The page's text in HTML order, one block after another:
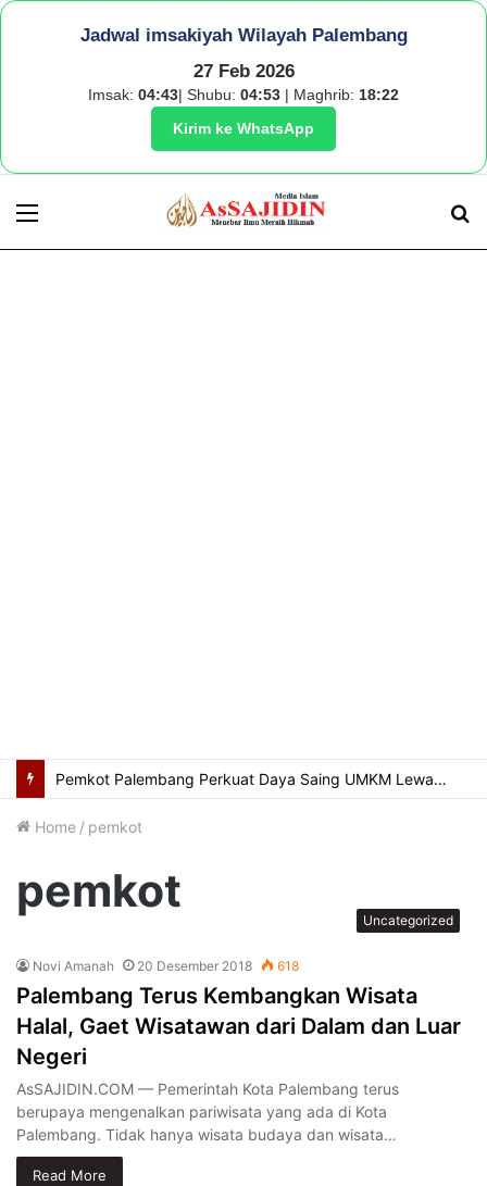
Jadwal imsakiyah Wilayah Palembang
27 Feb 2026
Imsak: 04:43| Shubu: 04:53 | Maghrib: 18:22
Kirim ke WhatsApp
Menu
Pemkot Palembang Perkuat Daya Saing UMKM Lewat Seminar Transformasi Digital
Home / pemkot
pemkot
Uncategorized
Novi Amanah 20 Desember 2018 618
Palembang Terus Kembangkan Wisata
Halal, Gaet Wisatawan dari Dalam dan Luar
Negeri
AsSAJIDIN.COM — Pemerintah Kota Palembang terus
berupaya mengenalkan pariwisata yang ada di Kota
Palembang. Tidak hanya wisata budaya dan wisata…
Read More